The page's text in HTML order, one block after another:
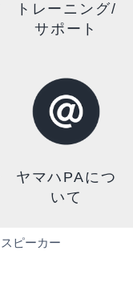
トレーニング/
サポート
ヤマハPAにつ
いて
スピーカー